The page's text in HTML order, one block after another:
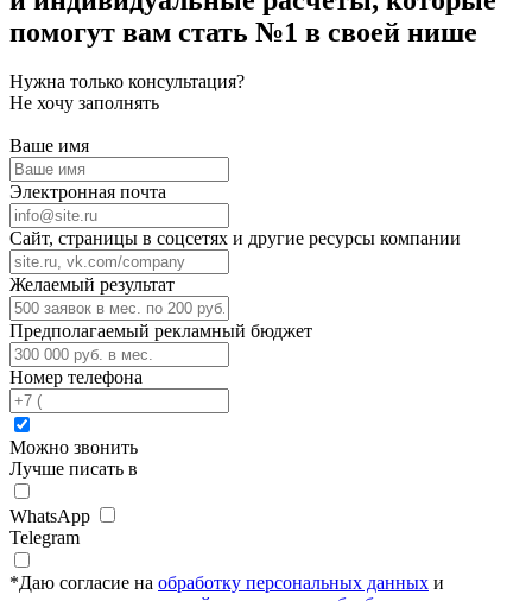
помогут вам стать №1 в своей нише
Нужна только консультация?
Не хочу заполнять
Ваше имя
Электронная почта
Сайт, страницы в соцсетях и другие ресурсы компании
Желаемый результат
Предполагаемый рекламный бюджет
Номер телефона
Можно звонить
Лучше писать в
WhatsApp
Telegram
*Даю согласие на обработку персональных данных и